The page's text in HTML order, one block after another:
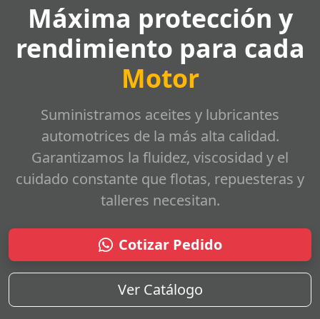
Máxima protección y
rendimiento para cada
Motor
Suministramos aceites y lubricantes
automotrices de la más alta calidad.
Garantizamos la fluidez, viscosidad y el
cuidado constante que flotas, repuesteras y
talleres necesitan.
Cotizar Pedido
Ver Catálogo